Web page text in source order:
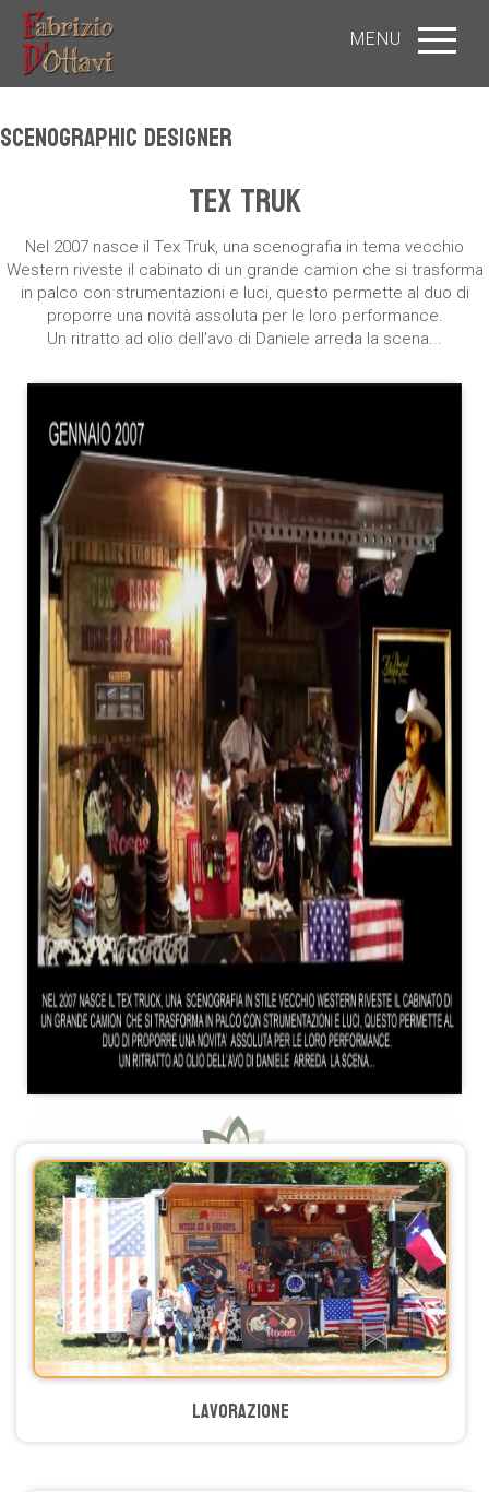
MENU
Scenographic Designer
TEX TRUK
Nel 2007 nasce il Tex Truk, una scenografia in tema vecchio
Western riveste il cabinato di un grande camion che si trasforma
in palco con strumentazioni e luci, questo permette al duo di
proporre una novità assoluta per le loro performance.
Un ritratto ad olio dell'avo di Daniele arreda la scena...
lavorazione